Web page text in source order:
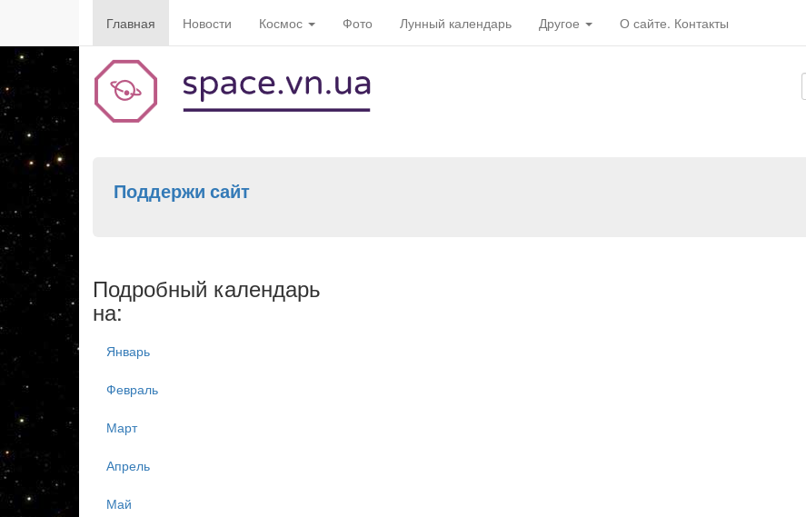
Главная Новости Космос Фото Лунный календарь Другое О сайте. Контакты
Поддержи сайт
Подробный календарь
на:
Январь
Февраль
Март
Апрель
Май